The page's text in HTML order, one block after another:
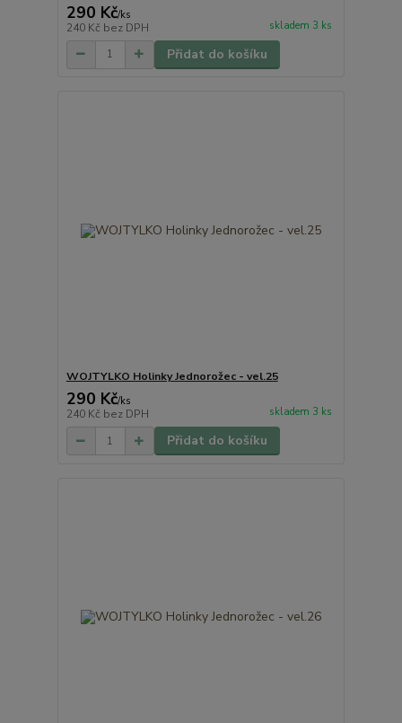
290 Kč/ks
240 Kč bez DPH skladem 3 ks
Přidat do košíku
WOJTYLKO Holinky Jednorožec - vel.25
290 Kč/ks
240 Kč bez DPH skladem 3 ks
Přidat do košíku